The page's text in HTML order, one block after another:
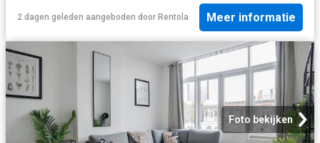
2 dagen geleden aangeboden door Rentola Meer informatie
Foto bekijken